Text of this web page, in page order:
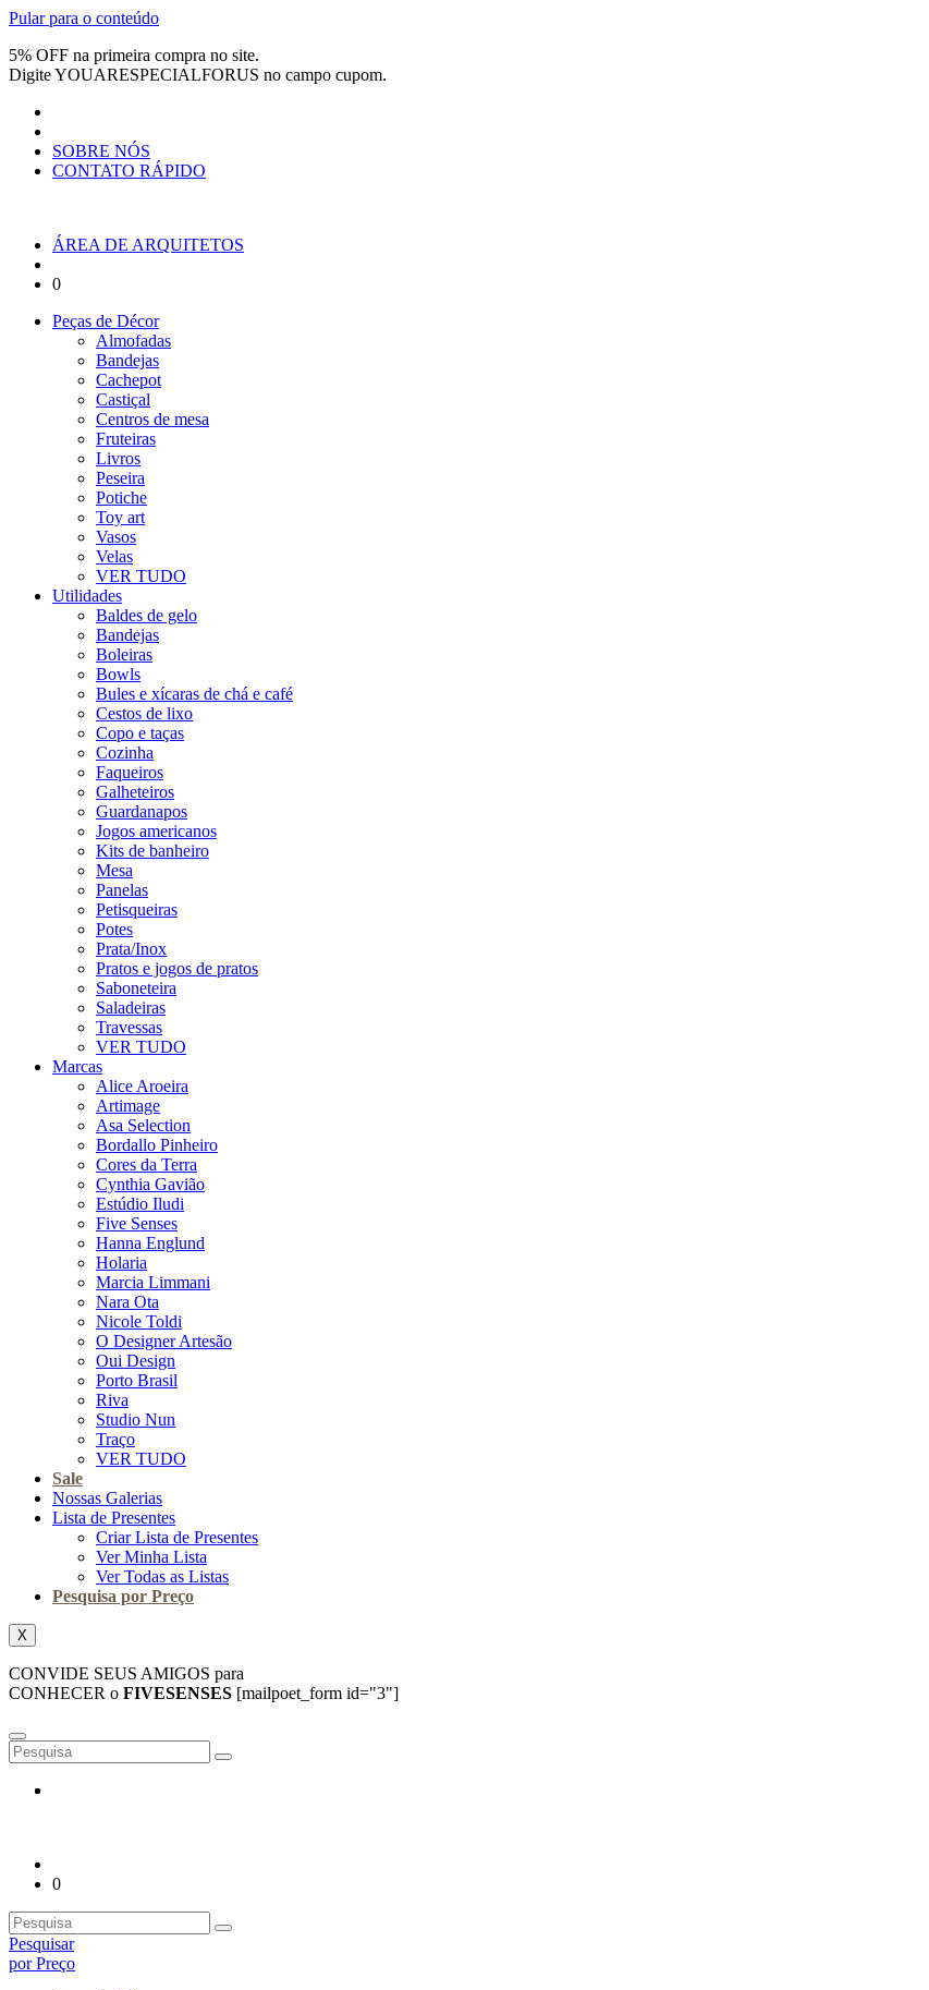
Pular para o conteúdo
5% OFF na primeira compra no site.
DigiteYOUARESPECIALFORUS no campo cupom.
SOBRE NÓS
CONTATO RÁPIDO
ÁREA DE ARQUITETOS
0
Peças de Décor
Almofadas
Bandejas
Cachepot
Castiçal
Centros de mesa
Fruteiras
Livros
Peseira
Potiche
Toy art
Vasos
Velas
VER TUDO
Utilidades
Baldes de gelo
Bandejas
Boleiras
Bowls
Bules e xícaras de chá e café
Cestos de lixo
Copo e taças
Cozinha
Faqueiros
Galheteiros
Guardanapos
Jogos americanos
Kits de banheiro
Mesa
Panelas
Petisqueiras
Potes
Prata/Inox
Pratos e jogos de pratos
Saboneteira
Saladeiras
Travessas
VER TUDO
Marcas
Alice Aroeira
Artimage
Asa Selection
Bordallo Pinheiro
Cores da Terra
Cynthia Gavião
Estúdio Iludi
Five Senses
Hanna Englund
Holaria
Marcia Limmani
Nara Ota
Nicole Toldi
O Designer Artesão
Oui Design
Porto Brasil
Riva
Studio Nun
Traço
VER TUDO
Sale
Nossas Galerias
Lista de Presentes
Criar Lista de Presentes
Ver Minha Lista
Ver Todas as Listas
Pesquisa por Preço
X
CONVIDE SEUS AMIGOS para
CONHECER o FIVESENSES [mailpoet_form id="3"]
0
Pesquisar
por Preço